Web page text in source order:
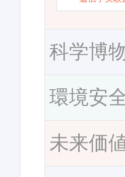
科学博
環境安
未来価